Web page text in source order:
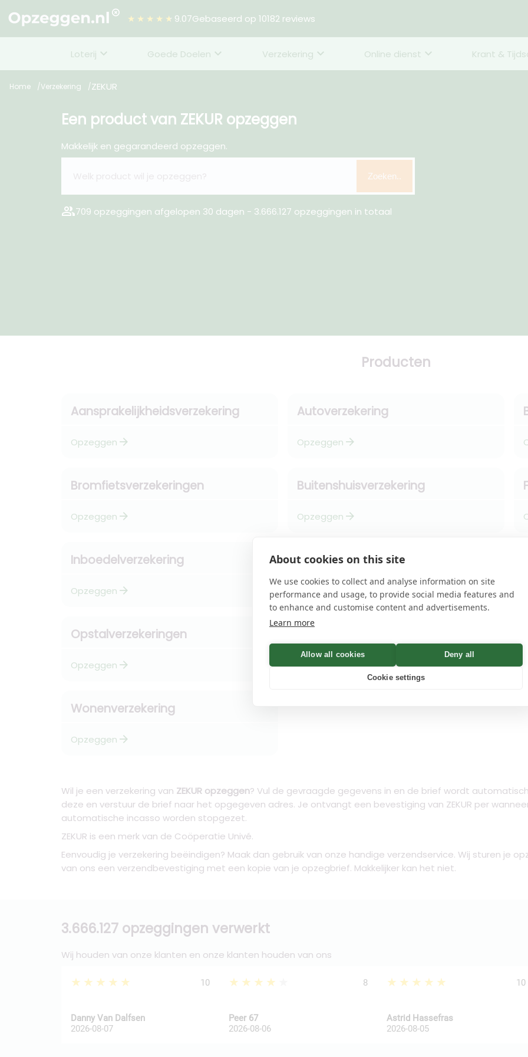
About cookies on this site
We use cookies to collect and analyse information on site
performance and usage, to provide social media features and
to enhance and customise content and advertisements.
Learn more
Allow all cookies Deny all
Cookie settings
★★★★★ 9.07Gebaseerd op 10182 reviews
Loterij Goede Doelen Verzekering Online dienst Krant &
Home Verzekering ZEKUR
Een product van ZEKUR opzeggen
Makkelijk en gegarandeerd opzeggen.
Zoeken..
group709 opzeggingen afgelopen 30 dagen - 3.666.127 opzeggingen in totaal
Producten
Aansprakelijkheidsverzekering
Opzeggen arrow_forward
Autoverzekering
Opzeggen arrow_forward
Bromfietsverzekeringen
Opzeggen arrow_forward
Buitenshuisverzekering
Opzeggen arrow_forward
Inboedelverzekering
Opzeggen arrow_forward
Motorverzekeringen
Opzeggenarrow_forward
Opstalverzekeringen
Opzeggen arrow_forward Opzeggenarrow_forward
Wonenverzekering
Opzeggen arrow_forward
Wil je een verzekering van ZEKUR opzeggen? Vul de gevraagde gegevens in en de brief wordt
deze en verstuur de brief naar het opgegeven adres. Je ontvangt een bevestiging van ZEKUR per
automatische incasso worden stopgezet.
ZEKUR is een merk van de Coöperatie Univé.
Eenvoudig je verzekering beëindigen? Maak dan gebruik van onze handige verzendservice. Wij sturen je
van ons een verzendbevestiging met een kopie van je opzegbrief. Makkelijker kan het niet.
3.666.127 opzeggingen verwerkt
Wij houden van onze klanten en onze klanten houden van ons
★★★★★ 10
Danny Van Dalfsen
2026-08-07
★★★★★ 8
Peer 67
2026-08-06
★★★★★ 10
Astrid Hassefras
2026-08-05